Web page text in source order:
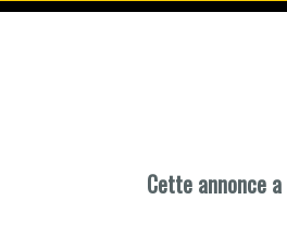
Cette annonce